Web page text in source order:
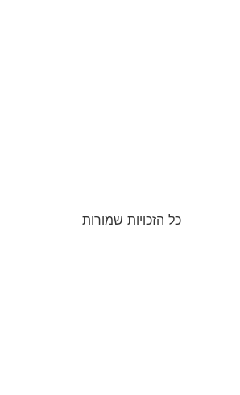
כל הזכויות שמורות